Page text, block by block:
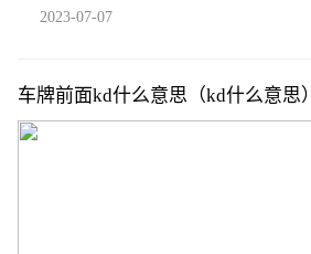
2023-07-07
车牌前面kd什么意思（kd什么意思）